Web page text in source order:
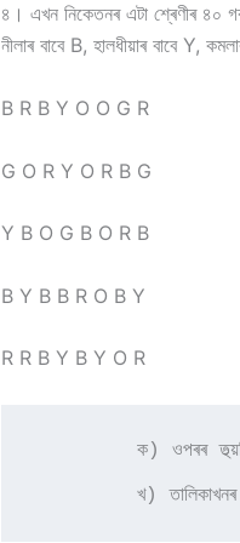
৪। এখন নিকেতনৰ এটা শ্ৰেণীৰ ৪০
নীলাৰ বাবে B, হালধীয়াৰ বাবে Y,
B R B Y O O G R
G O R Y O R B G
Y B O G B O R B
B Y B B R O B Y
R R B Y B Y O R
খ)